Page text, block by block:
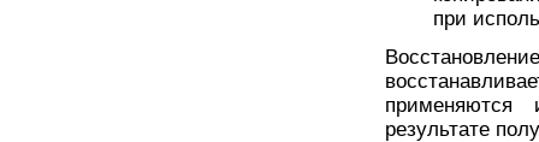
при
применяются
результате